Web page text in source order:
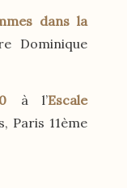
dans la
Dominique
à l’Escale
Paris 11ème